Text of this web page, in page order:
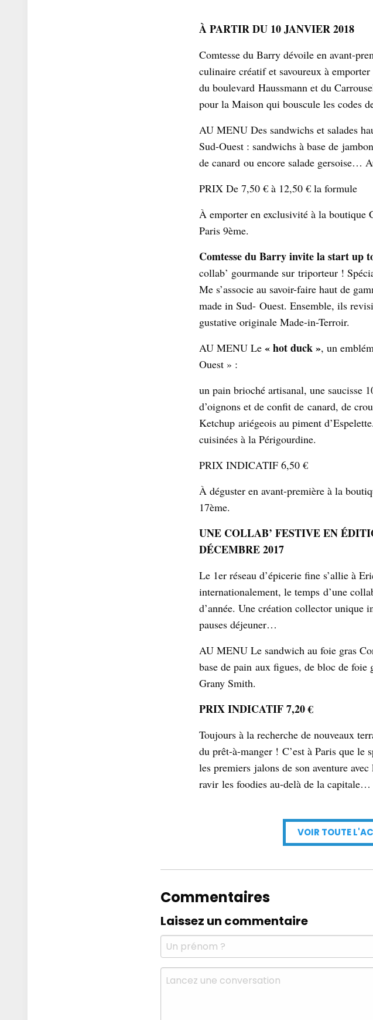
À PARTIR DU 10 JANVIER 2018
Comtesse du Barry dévoile en avant-
culinaire créatif et savoureux à
du boulevard Haussmann et du
pour la Maison qui bouscule les codes
AU MENU Des sandwichs et salades
Sud-Ouest : sandwichs à base de
de canard ou encore salade gersoise…
PRIX De 7,50 € à 12,50 € la formule
À emporter en exclusivité à la boutique
Paris 9ème.
Comtesse du Barry invite la start up
collab’ gourmande sur triporteur !
Me s’associe au savoir-faire haut de
made in Sud- Ouest. Ensemble, ils
gustative originale Made-in-Terroir.
AU MENU Le « hot duck », un
Ouest » :
un pain brioché artisanal, une saucisse
d’oignons et de confit de canard, de
Ketchup ariégeois au piment
cuisinées à la Périgourdine.
PRIX INDICATIF 6,50 €
À déguster en avant-première à la
17ème.
UNE COLLAB’ FESTIVE EN
DÉCEMBRE 2017
Le 1er réseau d’épicerie fine s’allie à
internationalement, le tempsd’une
d’année. Une création collector unique
pauses déjeuner…
AU MENU Le sandwich au foie gras
base de painaux figues, de bloc de
Grany Smith.
PRIX INDICATIF 7,20 €
Toujours à la recherche de nouveaux
du prêt-à-manger !C’est à Paris que le
les premiersjalons de son aventure
ravirles foodies au-delà de la capitale…
VOIR TOUTE
Commentaires
Laissez un commentaire